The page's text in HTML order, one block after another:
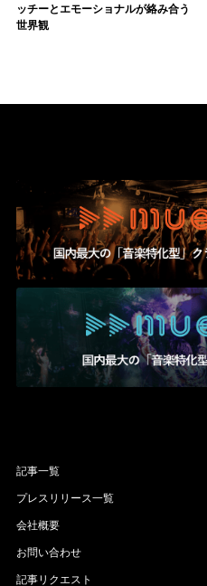
ッチーとエモーショナルが絡み合う
世界観
記事一覧
プレスリリース一覧
会社概要
お問い合わせ
記事リクエスト